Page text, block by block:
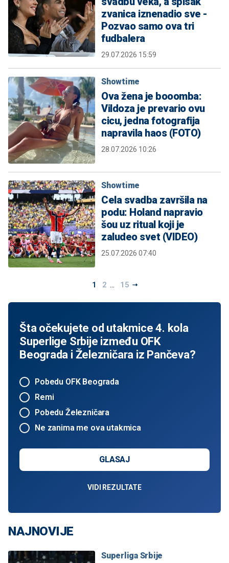
zvanica iznenadio sve -
Pozvao samo ova tri
fudbalera
29.07.2026 15:59
Showtime
Ova žena je booomba:
Vildoza je prevario ovu
cicu, jedna fotografija
napravila haos (FOTO)
28.07.2026 10:26
Showtime
Cela svadba završila na
podu: Holand napravio
šou uz ritual koji je
zaludeo svet (VIDEO)
25.07.2026 07:40
1 2 ... 15
Šta očekujete od utakmice 4. kola
Superlige Srbije između OFK
Beograda i Železničara iz Pančeva?
Pobedu OFK Beograda
Remi
Pobedu Železničara
Ne zanima me ova utakmica
GLASAJ
VIDI REZULTATE
NAJNOVIJE
Superliga Srbije